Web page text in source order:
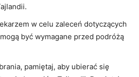
w‌ celu zaleceń dotyczących
być wymagane ⁤przed⁣ podróżą
pamiętaj,​ aby⁣ ubierać się